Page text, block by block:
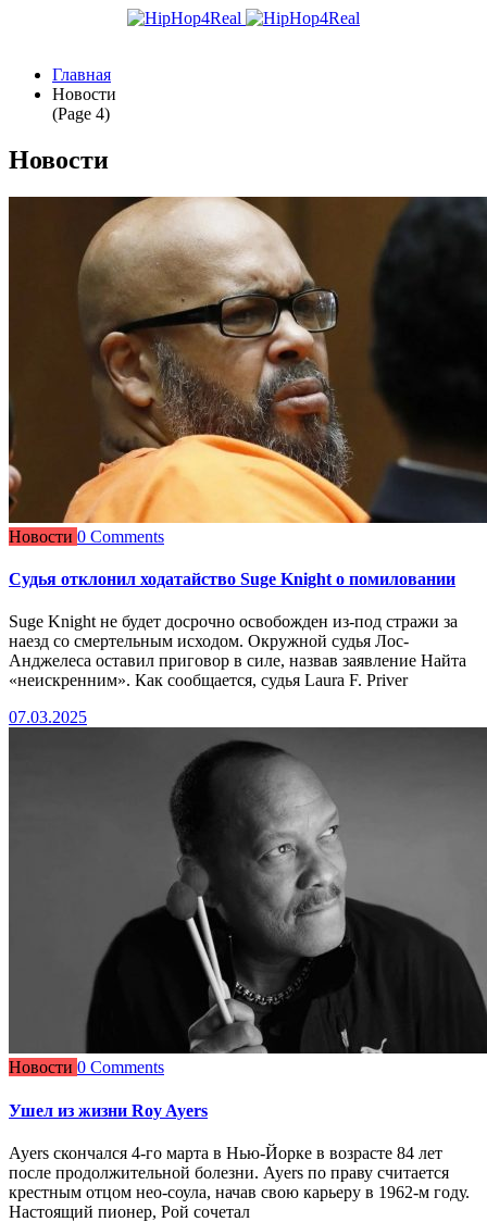
Главная
Новости
(Page 4)
Новости
Новости 0 Comments
Судья отклонил ходатайство Suge Knight о помиловании
Suge Knight не будет досрочно освобожден из-под стражи за
наезд со смертельным исходом. Окружной судья Лос-
Анджелеса оставил приговор в силе, назвав заявление Найта
«неискренним». Как сообщается, судья Laura F. Priver
07.03.2025
Новости 0 Comments
Ушел из жизни Roy Ayers
Ayers скончался 4-го марта в Нью-Йорке в возрасте 84 лет
после продолжительной болезни. Ayers по праву считается
крестным отцом нео-соула, начав свою карьеру в 1962-м году.
Настоящий пионер, Рой сочетал